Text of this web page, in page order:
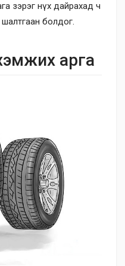
зэрэг нүх дайрахад ч
шалтгаан болдог.
арга